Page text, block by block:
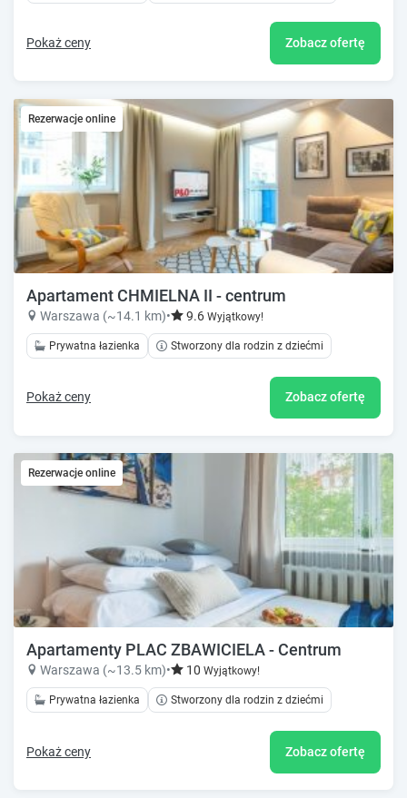
Pokaż ceny Zobacz ofertę
Rezerwacje online
Apartament CHMIELNA II - centrum
Warszawa (~14.1 km)• 9.6 Wyjątkowy!
Prywatna łazienka Stworzony dla rodzin z dziećmi
Pokaż ceny Zobacz ofertę
Rezerwacje online
Apartamenty PLAC ZBAWICIELA - Centrum
Warszawa (~13.5 km)• 10 Wyjątkowy!
Prywatna łazienka Stworzony dla rodzin z dziećmi
Pokaż ceny Zobacz ofertę